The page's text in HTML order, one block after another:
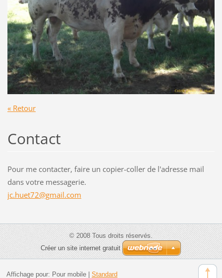
« Retour
Contact
Pour me contacter, faire un copier-coller de l'adresse mail
dans votre messagerie.
jc.huet72@gmail.com
© 2008 Tous droits réservés.
Créer un site internet gratuit
Affichage pour: Pour mobile| Standard